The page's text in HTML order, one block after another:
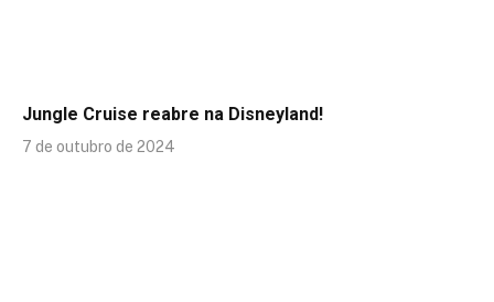
Jungle Cruise reabre na Disneyland!
7 de outubro de 2024